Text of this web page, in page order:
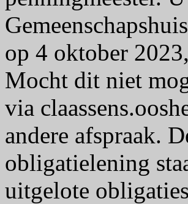
op 4 oktober
Mocht dit niet
via
andere afspraak.
obligatielening
uitgelote